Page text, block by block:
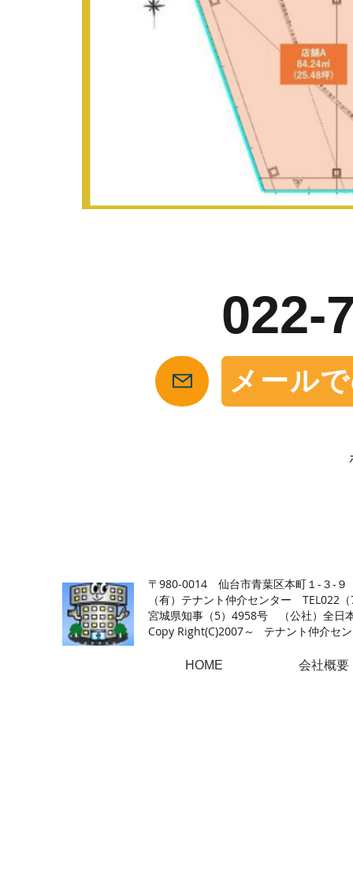
022-
メール
〒980-0014 仙台市青葉区本町１-３-９
（有）テナント仲介センター TEL022
宮城県知事（5）4958号 （公社）全日
Copy Right(C)2007～ テナント仲介セ
HOME 会社概要